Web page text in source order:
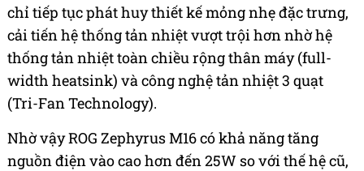
chỉ tiếp tục phát huy thiết kế mỏng nhẹ đặc trưng,
cải tiến hệ thống tản nhiệt vượt trội hơn nhờ hệ
thống tản nhiệt toàn chiều rộng thân máy (full-
width heatsink) và công nghệ tản nhiệt 3 quạt
(Tri-Fan Technology).
Nhờ vậy ROG Zephyrus M16 có khả năng tăng
nguồn điện vào cao hơn đến 25W so với thế hệ cũ,